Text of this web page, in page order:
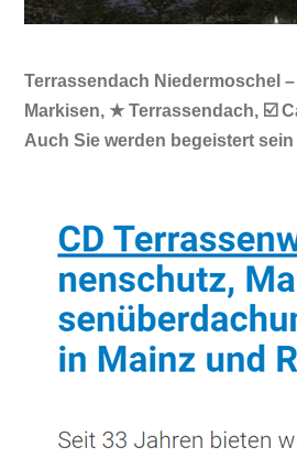
Terrassendach Niedermoschel
Markisen, ★ Terrassendach, ☑️
Auch Sie werden begeistert